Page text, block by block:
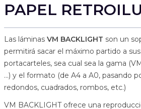
PAPEL
Las láminas VM BACKLIGHT son un
permitirá sacar el máximo partido a
portacarteles, sea cual sea la gama
…) y el formato (de A4 a A0, pasando
redondos, cuadrados, rombos, etc.)
VM BACKLIGHT ofrece una